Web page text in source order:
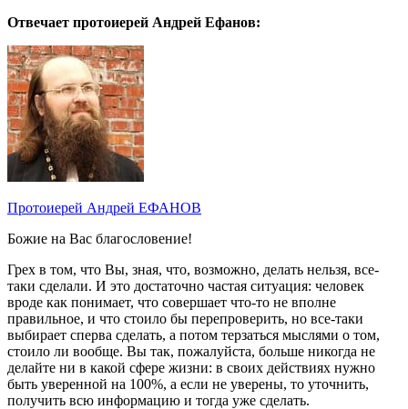
Отвечает протоиерей Андрей Ефанов:
Протоиерей Андрей ЕФАНОВ
Божие на Вас благословение!
Грех в том, что Вы, зная, что, возможно, делать нельзя, все-
таки сделали. И это достаточно частая ситуация: человек
вроде как понимает, что совершает что-то не вполне
правильное, и что стоило бы перепроверить, но все-таки
выбирает сперва сделать, а потом терзаться мыслями о том,
стоило ли вообще. Вы так, пожалуйста, больше никогда не
делайте ни в какой сфере жизни: в своих действиях нужно
быть уверенной на 100%, а если не уверены, то уточнить,
получить всю информацию и тогда уже сделать.